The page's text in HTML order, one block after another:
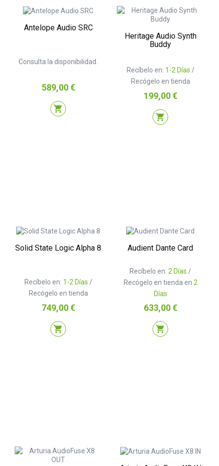
Antelope Audio SRC
Consulta la disponibilidad.
Precio
589,00 €
shopping_cart
Heritage Audio Synth
Buddy
Recíbelo en: 1-2 Días /
Recógelo en tienda
Precio
199,00 €
shopping_cart
Solid State Logic Alpha 8
Recíbelo en: 1-2 Días /
Recógelo en tienda
Precio
749,00 €
shopping_cart
Audient Dante Card
Recíbelo en: 2 Días /
Recógelo en tienda en 2
Días
Precio
633,00 €
shopping_cart